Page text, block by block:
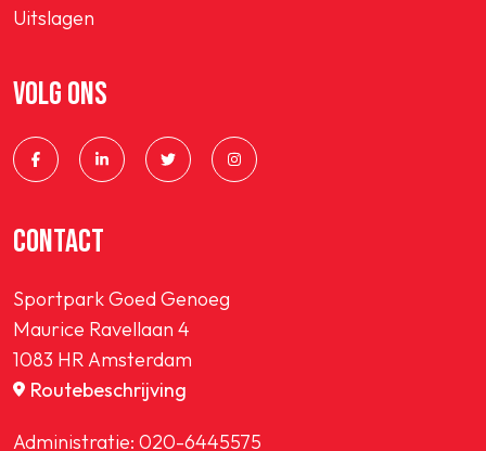
Uitslagen
VOLG ONS
CONTACT
Sportpark Goed Genoeg
Maurice Ravellaan 4
1083 HR Amsterdam
Routebeschrijving
Administratie: 020-6445575